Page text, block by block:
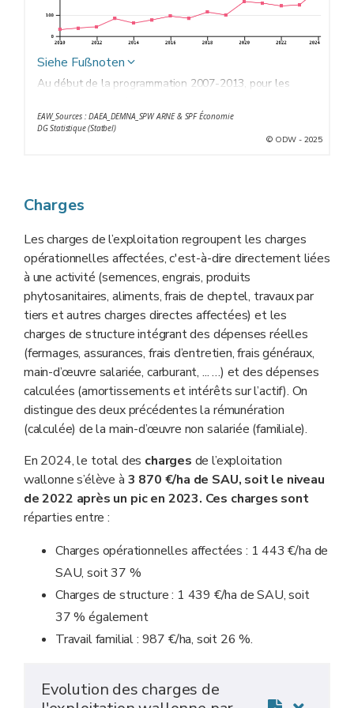
Siehe Fußnoten
Au début de la programmation 2007-2013, pour les
montant des aides était de l’ordre de 500 €/ha de SAU.
La baisse est progressive jusqu’en 2015 pour rester
partiellement au paiement d’aide ponctuelles telles que
des indemnités "calamités agricoles". C’est par exemple
le cas en 2020 et 2021 pour les sécheresses 2018, 2020
et 2022.
EAW_Sources : DAEA_DEMNA_SPW ARNE & SPF Économie
DG Statistique (Statbel)
© ODW - 2025
Charges
Les charges de l’exploitation regroupent les charges
opérationnelles affectées, c'est-à-dire directement liées
à une activité (semences, engrais, produits
phytosanitaires, aliments, frais de cheptel, travaux par
tiers et autres charges directes affectées) et les
charges de structure intégrant des dépenses réelles
(fermages, assurances, frais d’entretien, frais généraux,
main-d’œuvre salariée, carburant, ... …) et des dépenses
calculées (amortissements et intérêts sur l’actif). On
distingue des deux précédentes la rémunération
(calculée) de la main-d’œuvre non salariée (familiale).
En 2024, le total des charges de l’exploitation
wallonne s’élève à 3 870 €/ha de SAU, soit le niveau
de 2022 après un pic en 2023. Ces charges sont
réparties entre :
Charges opérationnelles affectées : 1 443 €/ha de
SAU, soit 37 %
Charges de structure : 1 439 €/ha de SAU, soit
37 % également
Travail familial : 987 €/ha, soit 26 %.
Evolution des charges de